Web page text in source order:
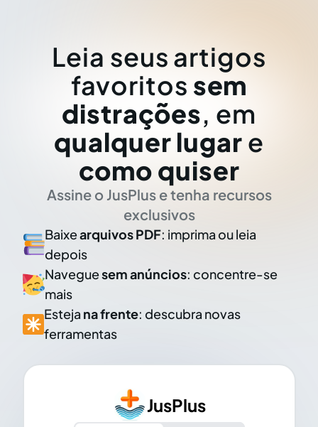
Leia seus artigos
favoritos sem
distrações, em
qualquer lugar e
como quiser
Assine o JusPlus e tenha recursos
exclusivos
Baixearquivos PDF: imprima ou leia
depois
Naveguesem anúncios: concentre-se
mais
Esteja na frente: descubra novas
ferramentas
JusPlus